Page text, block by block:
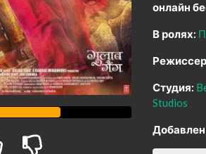
онлайн
В ролях:
Студия:
Studios
Добавлен